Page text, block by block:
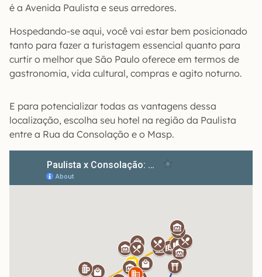
é a Avenida Paulista e seus arredores.
Hospedando-se aqui, você vai estar bem posicionado
tanto para fazer a turistagem essencial quanto para
curtir o melhor que São Paulo oferece em termos de
gastronomia, vida cultural, compras e agito noturno.
E para potencializar todas as vantagens dessa
localização, escolha seu hotel na região da Paulista
entre a Rua da Consolação e o Masp.